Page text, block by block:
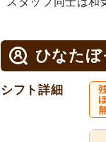
ひなた
シフト詳細